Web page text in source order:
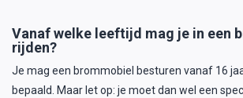
Vanaf welke leeftijd mag je in een
rijden?
Je mag een brommobiel besturen vanaf 16
bepaald. Maar let op: je moet dan wel een